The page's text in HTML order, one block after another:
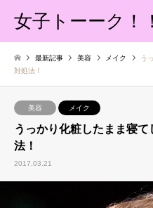
女子トーーク！！
最新記事 美容 メイク
う
対処法！
美容 メイク
うっかり化粧したまま寝
法！
2017.03.21